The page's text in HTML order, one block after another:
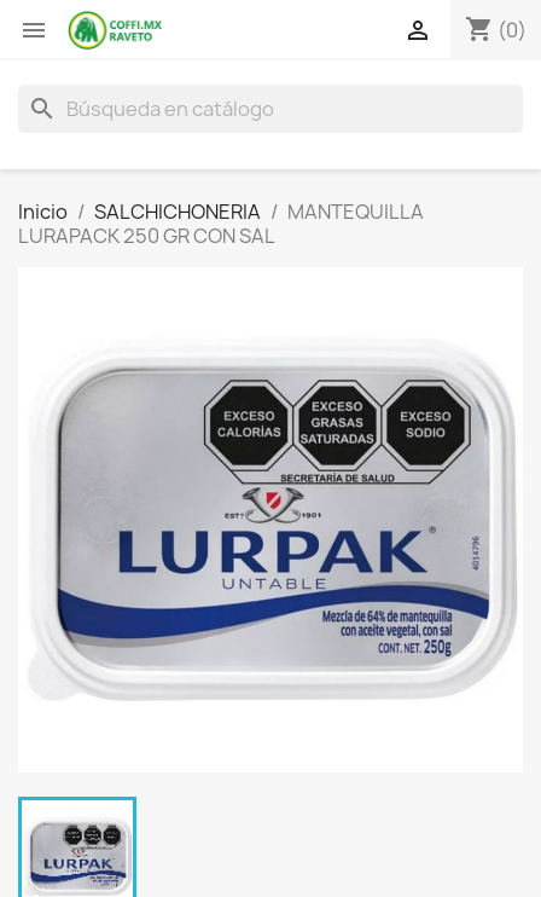
 shopping_cart (0)

search
Inicio SALCHICHONERIA
MANTEQUILLA
LURAPACK 250 GR CON SAL